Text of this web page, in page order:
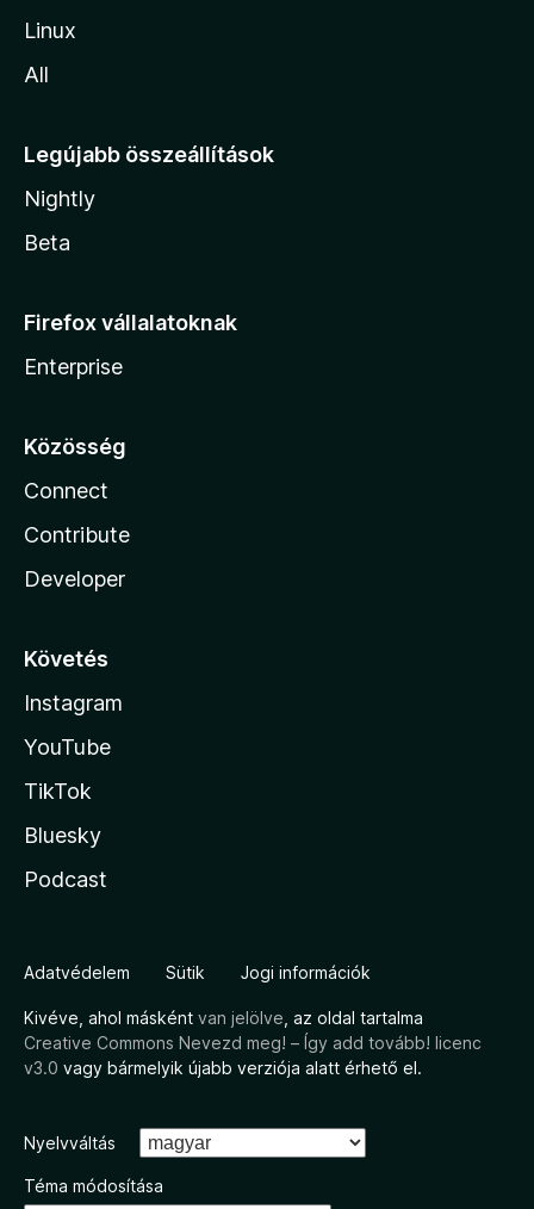
Linux
All
Legújabb összeállítások
Nightly
Beta
Firefox vállalatoknak
Enterprise
Közösség
Connect
Contribute
Developer
Követés
Instagram
YouTube
TikTok
Bluesky
Podcast
Adatvédelem Sütik Jogi információk
Kivéve, ahol másként van jelölve , az oldal tartalma
Creative Commons Nevezd meg! – Így add tovább! licenc
v3.0 vagy bármelyik újabb verziója alatt érhető el.
Nyelvváltás
Téma módosítása